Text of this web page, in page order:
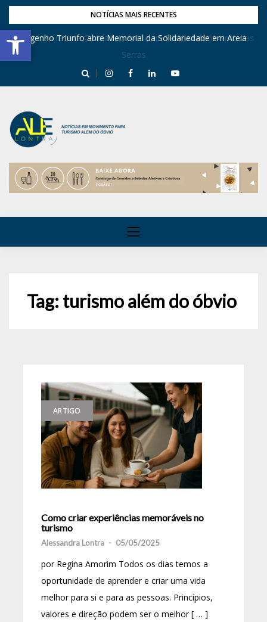
Barra de Ferramentas Aberta
NOTÍCIAS MAIS RECENTES
Dona Inês recebe Geraldo Azevedo no Festival de Inverno das
Serras
Engenho Triunfo abre Memorial da Solidariedade em Areia
Tag:turismo além do óbvio
ARTIGO
Como criar experiências memoráveis no
turismo
Alessandra Lontra - 05/05/2025
por Regina Amorim Todos os dias temos a
oportunidade de aprender e criar uma vida
melhor para si e para as pessoas. Princípios,
valores e direção podem ser o melhor [ … ]